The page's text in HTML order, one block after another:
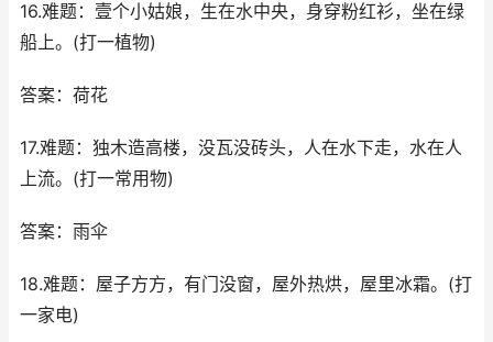
16.难题：壹个小姑娘，生在水中央，身穿粉红衫，坐在绿
船上。(打一植物)
答案：荷花
17.难题：独木造高楼，没瓦没砖头，人在水下走，水在人
上流。(打一常用物)
答案：雨伞
18.难题：屋子方方，有门没窗，屋外热烘，屋里冰霜。(打
一家电)